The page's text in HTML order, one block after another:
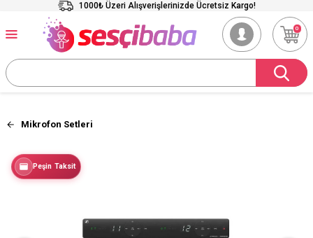
1000₺ Üzeri Alışverişlerinizde Ücretsiz Kargo!
0
Mikrofon Setleri
Peşin Taksit